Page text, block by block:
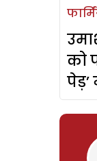
को
पेड़’